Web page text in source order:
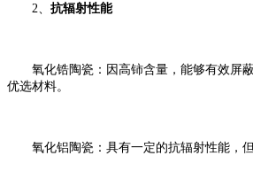
2、 抗辐射性能
氧化锆陶瓷：因高铈含量，能够有效屏蔽
优选材料。
氧化铝陶瓷：具有一定的抗辐射性能，但